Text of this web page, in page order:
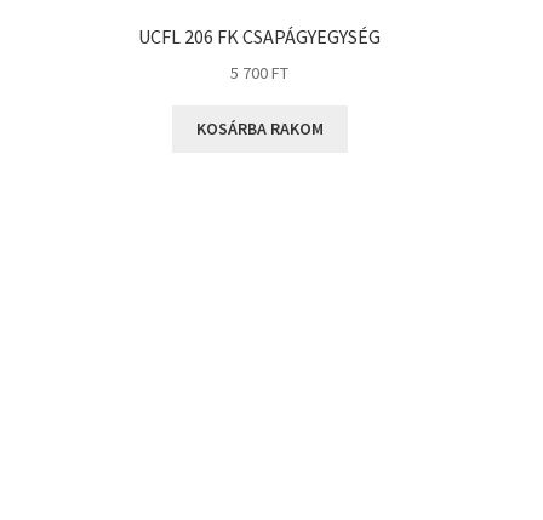
UCFL 206 FK CSAPÁGYEGYSÉG
5 700FT
KOSÁRBA RAKOM